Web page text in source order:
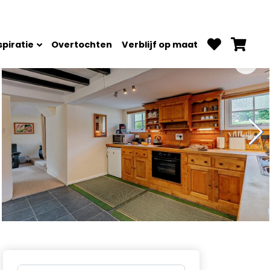
Overtochten Verblijf op maat